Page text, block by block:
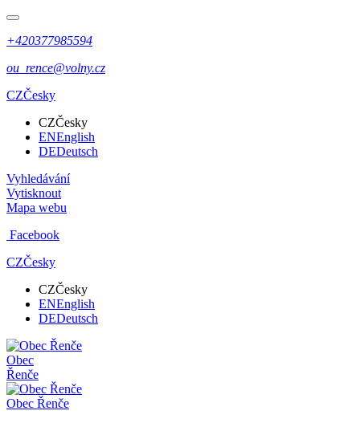
+420377985594
ou_rence@volny.cz
CZČesky
CZČesky
ENEnglish
DEDeutsch
Vyhledávání
Vytisknout
Mapa webu
Facebook
CZČesky
CZČesky
ENEnglish
DEDeutsch
Obec
Řenče
Obec Řenče